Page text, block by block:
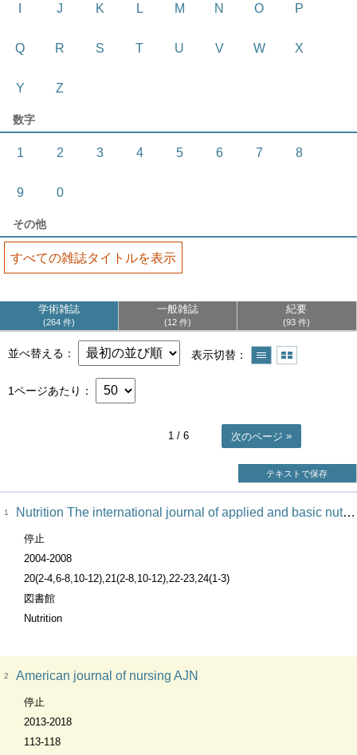
J K L M N O P
Q R S T U V W X
Y Z
数字
1 2 3 4 5 6 7 8
9 0
その他
すべての雑誌タイトルを表示
学術雑誌
264 件
一般雑誌
12 件
紀要
93 件
並べ替える 表示切替
1ページあたり
1 / 6 次のページ
テキストで保存
1 Nutrition The international journal of applied and basic nutritional scienceｓ
停止
2004-2008
20(2-4,6-8,10-12),21(2-8,10-12),22-23,24(1-3)
図書館
Nutrition
2 American journal of nursing AJN
停止
2013-2018
113-118